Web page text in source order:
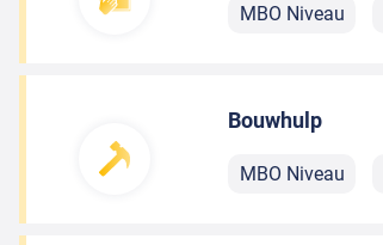
MBO Niveau
Bouwhulp
MBO Niveau